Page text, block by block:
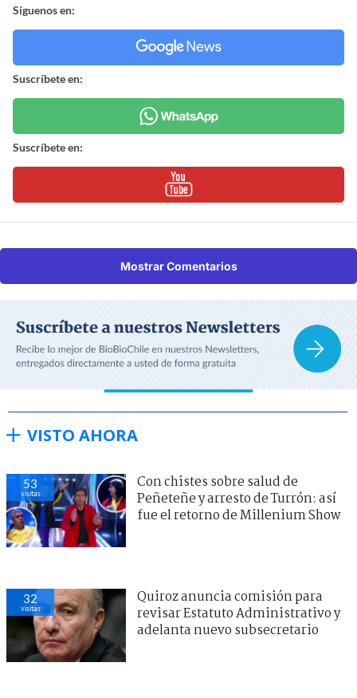
Síguenos en:
Suscríbete en:
Suscríbete en:
Mostrar Comentarios
VISTO AHORA
53
visitas
Con chistes sobre salud de
Peñeteñe y arresto de Turrón: así
fue el retorno de Millenium Show
32
visitas
Quiroz anuncia comisión para
revisar Estatuto Administrativo y
adelanta nuevo subsecretario